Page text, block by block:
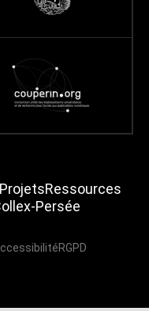
ProjetsRessources
Persée
RGPD